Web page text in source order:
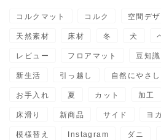
コルクマット コルク 空間デ
天然素材 床材 冬 犬
レビュー フロアマット 豆知識
新生活 引っ越し 自然にやさ
お手入れ 夏 カット 加工
床滑り 新商品 サイド ヨ
模様替え Instagram ダニ